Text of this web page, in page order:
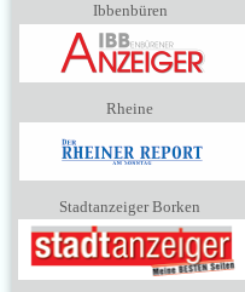
Ibbenbüren
Rheine
Stadtanzeiger Borken